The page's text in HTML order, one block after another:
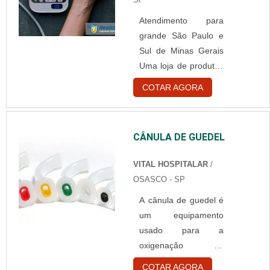
utilizadas para
inflamar braçadeiras
em exames de
pressão, para medir a
pressão arterial do
paciente. Algumas
podem ser oferecidas
dianteira para
Atendimento para
grande São Paulo e
Sul de Minas Gerais
Uma loja de produtos
hospitalares é
responsável por
fornecer para os
clínicas médicas,
produtos hospitalares
se dividem em três
categorias:
Ambulatorial e
Monitoração: fazem
COTAR AGORA
CÂNULA DE GUEDEL
VITAL HOSPITALAR /
OSASCO - SP
A cânula de guedel é
um equipamento
usado para a
oxigenação de
pacientes que se
COTAR AGORA